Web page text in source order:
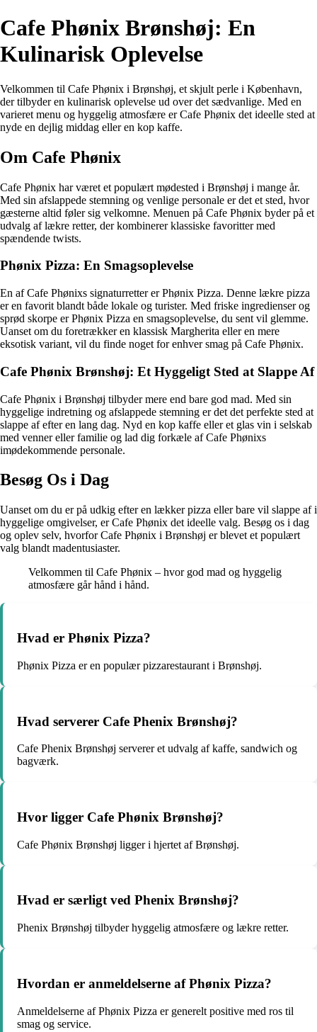
Cafe Phønix Brønshøj: En
Kulinarisk Oplevelse
Velkommen til Cafe Phønix i Brønshøj, et skjult perle i København,
der tilbyder en kulinarisk oplevelse ud over det sædvanlige. Med en
varieret menu og hyggelig atmosfære er Cafe Phønix det ideelle sted at
nyde en dejlig middag eller en kop kaffe.
Om Cafe Phønix
Cafe Phønix har været et populært mødested i Brønshøj i mange år.
Med sin afslappede stemning og venlige personale er det et sted, hvor
gæsterne altid føler sig velkomne. Menuen på Cafe Phønix byder på et
udvalg af lækre retter, der kombinerer klassiske favoritter med
spændende twists.
Phønix Pizza: En Smagsoplevelse
En af Cafe Phønixs signaturretter er Phønix Pizza. Denne lækre pizza
er en favorit blandt både lokale og turister. Med friske ingredienser og
sprød skorpe er Phønix Pizza en smagsoplevelse, du sent vil glemme.
Uanset om du foretrækker en klassisk Margherita eller en mere
eksotisk variant, vil du finde noget for enhver smag på Cafe Phønix.
Cafe Phønix Brønshøj: Et Hyggeligt Sted at Slappe Af
Cafe Phønix i Brønshøj tilbyder mere end bare god mad. Med sin
hyggelige indretning og afslappede stemning er det det perfekte sted at
slappe af efter en lang dag. Nyd en kop kaffe eller et glas vin i selskab
med venner eller familie og lad dig forkæle af Cafe Phønixs
imødekommende personale.
Besøg Os i Dag
Uanset om du er på udkig efter en lækker pizza eller bare vil slappe af i
hyggelige omgivelser, er Cafe Phønix det ideelle valg. Besøg os i dag
og oplev selv, hvorfor Cafe Phønix i Brønshøj er blevet et populært
valg blandt madentusiaster.
Velkommen til Cafe Phønix – hvor god mad og hyggelig
atmosfære går hånd i hånd.
Hvad er Phønix Pizza?
Phønix Pizza er en populær pizzarestaurant i Brønshøj.
Hvad serverer Cafe Phenix Brønshøj?
Cafe Phenix Brønshøj serverer et udvalg af kaffe, sandwich og
bagværk.
Hvor ligger Cafe Phønix Brønshøj?
Cafe Phønix Brønshøj ligger i hjertet af Brønshøj.
Hvad er særligt ved Phenix Brønshøj?
Phenix Brønshøj tilbyder hyggelig atmosfære og lækre retter.
Hvordan er anmeldelserne af Phønix Pizza?
Anmeldelserne af Phønix Pizza er generelt positive med ros til
smag og service.